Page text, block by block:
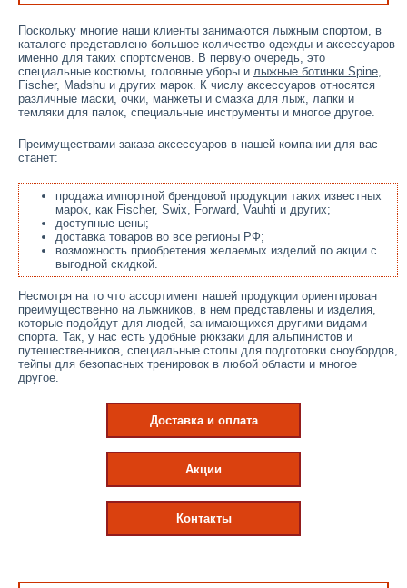
Поскольку многие наши клиенты занимаются лыжным спортом, в
каталоге представлено большое количество одежды и аксессуаров
именно для таких спортсменов. В первую очередь, это
специальные костюмы, головные уборы и лыжные ботинки Spine,
Fischer, Madshu и других марок. К числу аксессуаров относятся
различные маски, очки, манжеты и смазка для лыж, лапки и
темляки для палок, специальные инструменты и многое другое.
Преимуществами заказа аксессуаров в нашей компании для вас
станет:
продажа импортной брендовой продукции таких известных
марок, как Fischer, Swix, Forward, Vauhti и других;
доступные цены;
доставка товаров во все регионы РФ;
возможность приобретения желаемых изделий по акции с
выгодной скидкой.
Несмотря на то что ассортимент нашей продукции ориентирован
преимущественно на лыжников, в нем представлены и изделия,
которые подойдут для людей, занимающихся другими видами
спорта. Так, у нас есть удобные рюкзаки для альпинистов и
путешественников, специальные столы для подготовки сноубордов,
тейпы для безопасных тренировок в любой области и многое
другое.
Доставка и оплата
Акции
Контакты